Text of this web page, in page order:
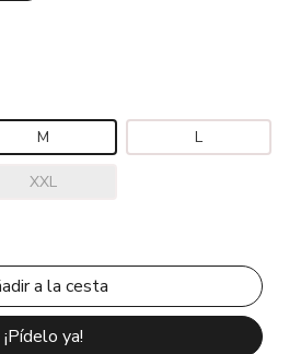
M L
XXL
¡Pídelo ya!